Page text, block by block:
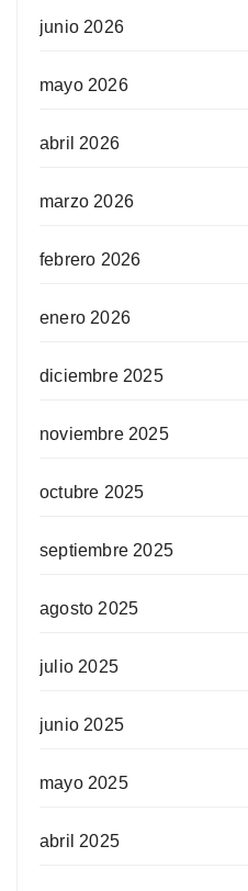
junio 2026
mayo 2026
abril 2026
marzo 2026
febrero 2026
enero 2026
diciembre 2025
noviembre 2025
octubre 2025
septiembre 2025
agosto 2025
julio 2025
junio 2025
mayo 2025
abril 2025